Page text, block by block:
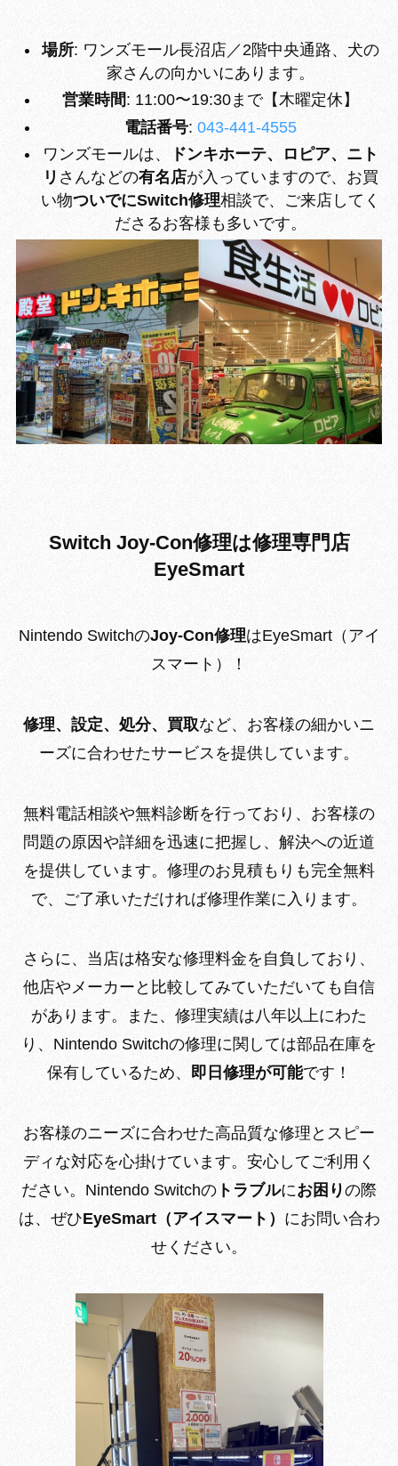
場所: ワンズモール長沼店／2階中央通路、犬の
家さんの向かいにあります。
営業時間: 11:00〜19:30まで【木曜定休】
電話番号:043-441-4555
ワンズモールは、
ドンキホーテ、ロピア、ニト
リ さんなどの有名店が入っていますので、お買
い物ついでにSwitch修理相談で、ご来店してく
ださるお客様も多いです。
Switch Joy-Con修理は修理専門店
EyeSmart
Nintendo SwitchのJoy-Con修理はEyeSmart（アイ
スマート）！
修理、設定、処分、買取など、お客様の細かいニ
ーズに合わせたサービスを提供しています。
無料電話相談や無料診断を行っており、お客様の
問題の原因や詳細を迅速に把握し、解決への近道
を提供しています。修理のお見積もりも完全無料
で、ご了承いただければ修理作業に入ります。
さらに、当店は格安な修理料金を自負しており、
他店やメーカーと比較してみていただいても自信
があります。また、修理実績は八年以上にわた
り、Nintendo Switchの修理に関しては部品在庫を
保有しているため、 即日修理が可能です！
お客様のニーズに合わせた高品質な修理とスピー
ディな対応を心掛けています。安心してご利用く
ださい。Nintendo Switchの トラブルにお困りの際
は、ぜひEyeSmart（アイスマート） にお問い合わ
せください。